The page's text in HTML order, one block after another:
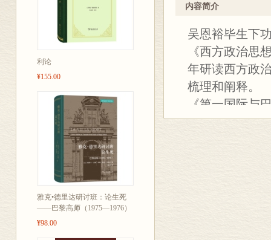
利论
¥155.00
雅克•德里达研讨班：论生死
——巴黎高师（1975—1976）
¥98.00
内容简介
吴恩裕毕生下
《西方政治思
年研读西方政
梳理和阐释。
《第一国际与
国际的成立、